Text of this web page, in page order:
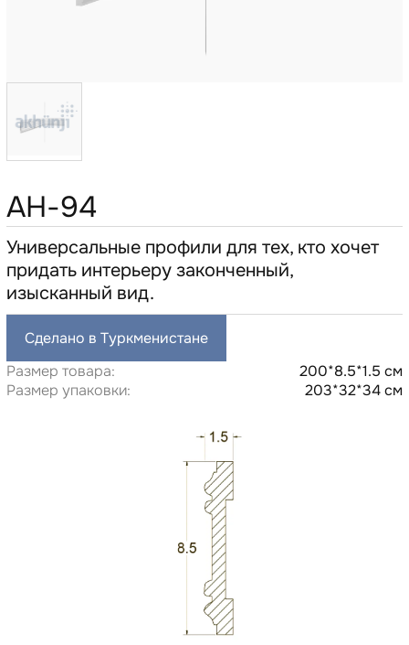
AH-94
Универсальные профили для тех, кто хочет
придать интерьеру законченный,
изысканный вид.
Сделано в Туркменистане
Размер товара:
200*8.5*1.5 см
Размер упаковки:
203*32*34 см